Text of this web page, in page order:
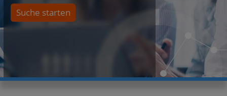
Suche starten